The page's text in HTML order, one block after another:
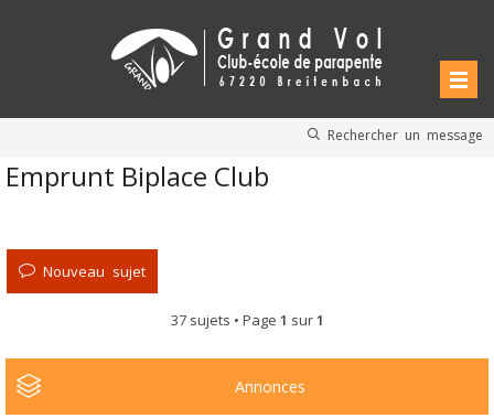
Rechercher un message
Emprunt Biplace Club
Nouveau sujet
37 sujets • Page 1 sur1
Annonces